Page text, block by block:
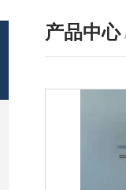
产品中心